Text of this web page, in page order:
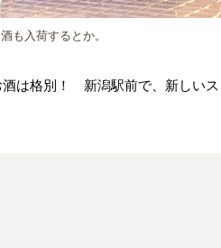
も入荷するとか。
酒は格別！ 新潟駅前で、新しいス